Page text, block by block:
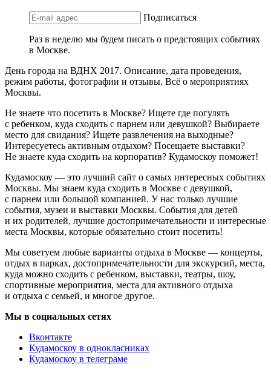
Подписаться
Раз в неделю мы будем писать о предстоящих событиях
в Москве.
День города на ВДНХ 2017. Описание, дата проведения,
режим работы, фотографии и отзывы. Всё о мероприятиях
Москвы.
Не знаете что посетить в Москве? Ищете где погулять
с ребенком, куда сходить с парнем или девушкой? Выбираете
место для свидания? Ищете развлечения на выходные?
Интересуетесь активным отдыхом? Посещаете выставки?
Не знаете куда сходить на корпоратив? Кудамоскоу поможет!
Кудамоскоу — это лучший сайт о самых интересных событиях
Москвы. Мы знаем куда сходить в Москве с девушкой,
с парнем или большой компанией. У нас только лучшие
события, музеи и выставки Москвы. События для детей
и их родителей, лучшие достопримечательности и интересные
места Москвы, которые обязательно стоит посетить!
Мы советуем любые варианты отдыха в Москве — концерты,
отдых в парках, достопримечательности для экскурсий, места,
куда можно сходить с ребенком, выставки, театры, шоу,
спортивные мероприятия, места для активного отдыха
и отдыха с семьей, и многое другое.
Мы в социальных сетях
Вконтакте
Кудамоскоу в однокласниках
Кудамоскоу в телеграме